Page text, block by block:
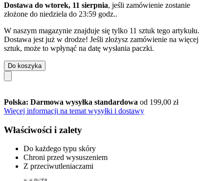
Dostawa do wtorek, 11 sierpnia, jeśli zamówienie zostanie
złożone do niedziela do 23:59 godz..
W naszym magazynie znajduje się tylko 11 sztuk tego artykułu.
Dostawa jest już w drodze! Jeśli złożysz zamówienie na więcej
sztuk, może to wpłynąć na datę wysłania paczki.
Do koszyka
Polska: Darmowa wysyłka standardowa od 199,00 zł
Więcej informacji na temat wysyłki i dostawy
Właściwości i zalety
Do każdego typu skóry
Chroni przed wysuszeniem
Z przeciwutleniaczami